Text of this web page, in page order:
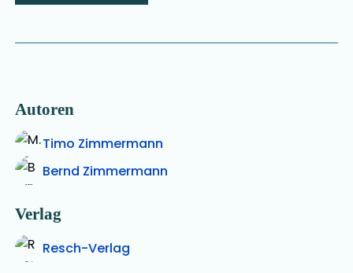
Autoren
Timo Zimmermann
Bernd Zimmermann
Verlag
Resch-Verlag